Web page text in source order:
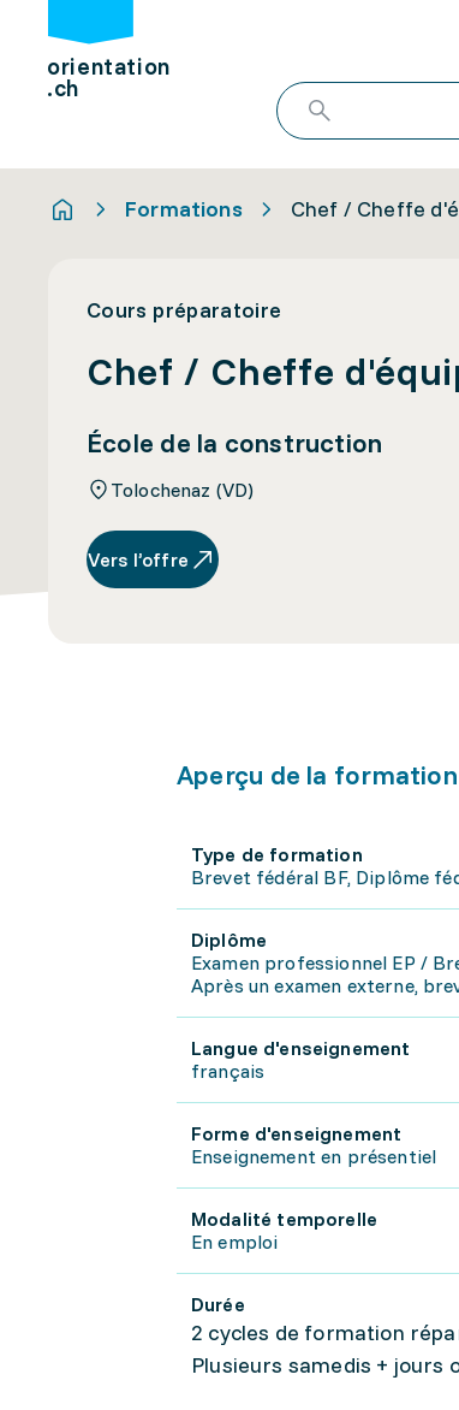
orientation
.ch
Formations Chef / Cheffe
Cours préparatoire
Chef / Cheffe
École de la construction
Tolochenaz (VD)
Vers l’offre
Aperçu de la formation
Type de formation
Brevet fédéral BF, Diplôme
Diplôme
Examen professionnel EP /
Après un examen externe,
Langue d'enseignement
français
Forme d'enseignement
Enseignement en présentiel
Modalité temporelle
En emploi
Durée
2 cycles de formation
Plusieurs samedis + jours